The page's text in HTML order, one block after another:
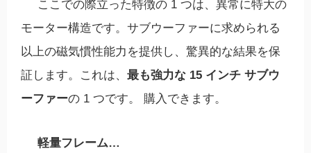
ここでの際立った特徴の 1 つは、異常に特大の
モーター構造です。サブウーファーに求め​​られる
以上の磁気慣性能力を提供し、驚異的な結果を保
証します。これは、 最も強力な 15 インチ サブウ
ーファーの 1 つです。 購入できます。
軽量フレーム…